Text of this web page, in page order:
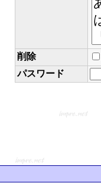
削除
パスワード